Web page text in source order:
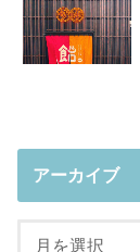
アーカイブ